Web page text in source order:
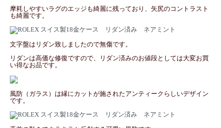
摩耗しやすいラグのエッジも綺麗に残っており、矢尻のコントラスト
も綺麗です。
文字盤はリダン致しましたので無傷です。
リダンは高価な修復ですので、リダン済みのお値段としては大変お買
い得なお品です。
風防（ガラス）は縁にカットが施されたアンティークらしいデザイン
です。